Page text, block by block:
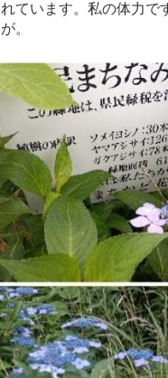
います。私の体力で
。